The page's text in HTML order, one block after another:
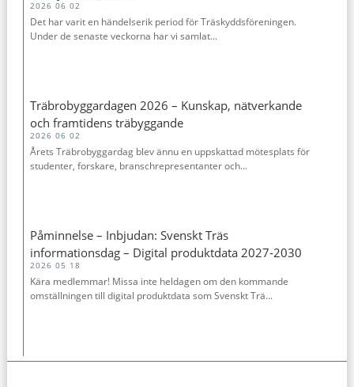
2026 06 02
Det har varit en händelserik period för Träskyddsföreningen.
Under de senaste veckorna har vi samlat...
Träbrobyggardagen 2026 – Kunskap, nätverkande
och framtidens träbyggande
2026 06 02
Årets Träbrobyggardag blev ännu en uppskattad mötesplats för
studenter, forskare, branschrepresentanter och...
Påminnelse – Inbjudan: Svenskt Träs
informationsdag – Digital produktdata 2027‑2030
2026 05 18
Kära medlemmar! Missa inte heldagen om den kommande
omställningen till digital produktdata som Svenskt Trä...